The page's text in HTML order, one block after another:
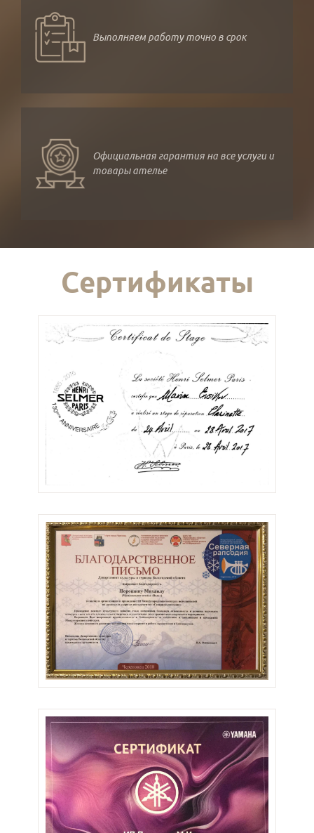
Выполняем работу точно в срок
Официальная гарантия на все услуги и
товары ателье
Сертификаты